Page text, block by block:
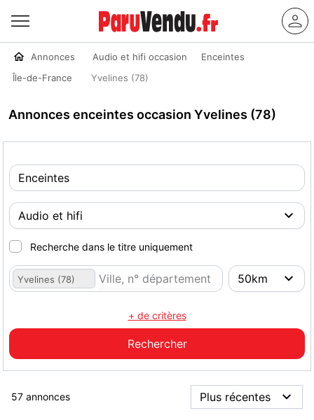
Annonces Audio et hifi occasion
Enceintes
Île-de-France
Yvelines (78)
Annonces enceintes occasion Yvelines (78)
Recherche dans le titre uniquement
Yvelines (78)
+ de critères
57 annonces